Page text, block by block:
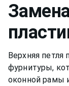
Верхняя петля
фурнитуры,
оконной рамы